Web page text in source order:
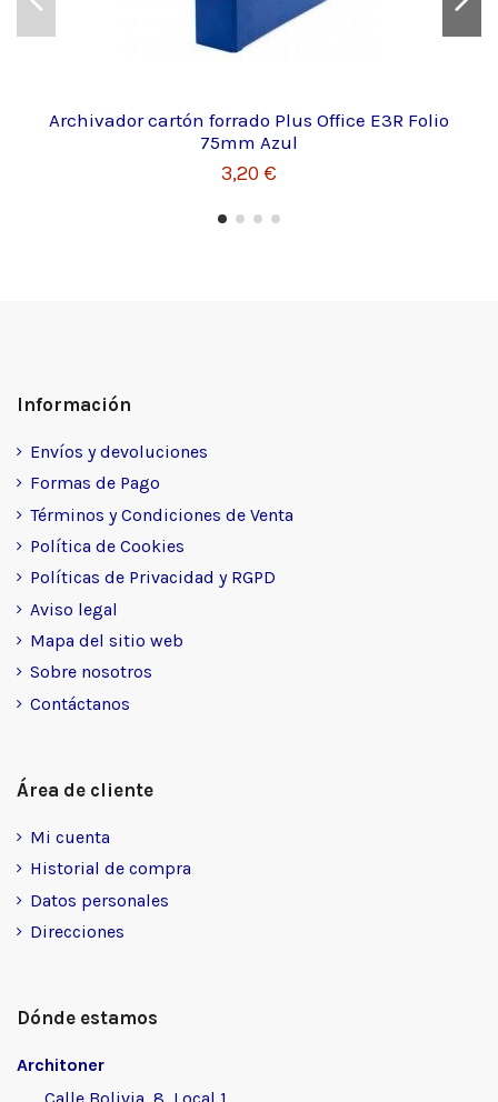
Archivador cartón forrado Plus Office E3R Folio
75mm Azul
3,20 €
Información
Envíos y devoluciones
Formas de Pago
Términos y Condiciones de Venta
Política de Cookies
Políticas de Privacidad y RGPD
Aviso legal
Mapa del sitio web
Sobre nosotros
Contáctanos
Área de cliente
Mi cuenta
Historial de compra
Datos personales
Direcciones
Dónde estamos
Architoner